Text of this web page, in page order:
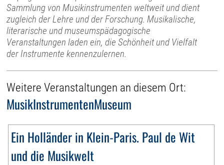
Sammlung von Musikinstrumenten weltweit und dient
zugleich der Lehre und der Forschung. Musikalische,
literarische und museumspädagogische
Veranstaltungen laden ein, die Schönheit und Vielfalt
der Instrumente kennenzulernen.
Weitere Veranstaltungen an diesem Ort:
MusikInstrumentenMuseum
Ein Holländer in Klein-Paris. Paul de Wit
und die Musikwelt